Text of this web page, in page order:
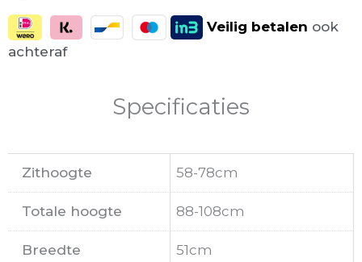
Veilig betalen ook
achteraf
Specificaties
Zithoogte 58-78cm
Totale hoogte 88-108cm
Breedte 51cm